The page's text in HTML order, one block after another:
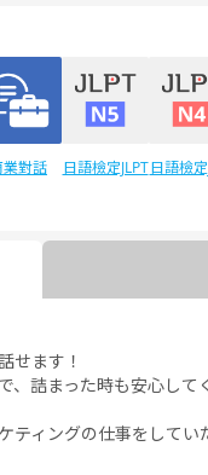
業對話
日語檢定JLPT日語檢定
せます！
詰まった時も安心して
ティングの仕事をしてい